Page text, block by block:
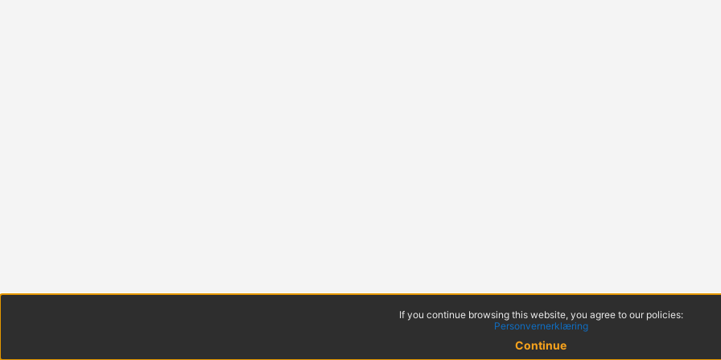
If you continue browsing this website, you agree to our policies:
Personvernerklæring
Continue